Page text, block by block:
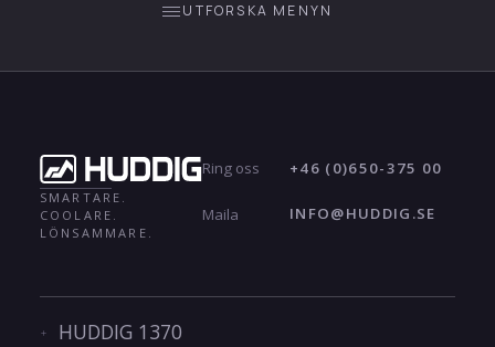
UTFORSKA MENYN
SMARTARE.
COOLARE.
LÖNSAMMARE.
Ring oss +46 (0)650-375 00
Maila INFO@HUDDIG.SE
HUDDIG 1370